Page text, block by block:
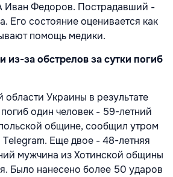
Иван Федоров. Пострадавший -
Его состояние оценивается как
помощь медики.
из-за обстрелов за сутки погиб
области Украины в результате
один человек - 59-летний
общине, сообщил утром
Еще двое - 48-летняя
мужчина из Хотинской общины
Было нанесено более 50 ударов